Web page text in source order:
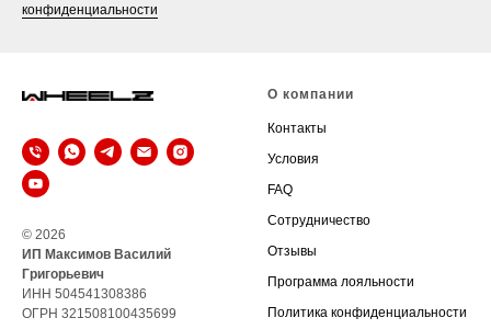
конфиденциальности
© 2026
ИП Максимов Василий
Григорьевич
ИНН 504541308386
ОГРН 321508100435699
О компании
Контакты
Условия
FAQ
Сотрудничество
Отзывы
Программа лояльности
Политика конфиденциальности